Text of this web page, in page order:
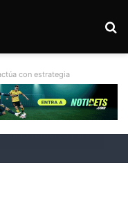
con estrategia